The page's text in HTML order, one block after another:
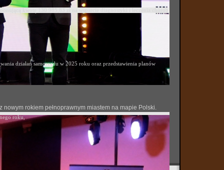
rokiem pełnoprawnym miastem na mapie Polski.
działań samorządu w 2025 roku oraz przedstawienia planów
roku,